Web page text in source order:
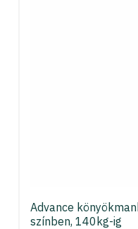
Advance
színben, 140kg-ig